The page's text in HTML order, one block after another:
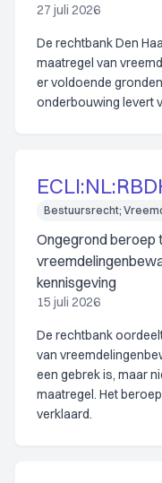
27 juli 2026
De rechtbank Den
maatregel van
er voldoende
onderbouwing levert
Bestuursrecht;
Ongegrond beroep
kennisgeving
15 juli 2026
De rechtbank
van
een gebrek is, maar
maatregel. Het
verklaard.